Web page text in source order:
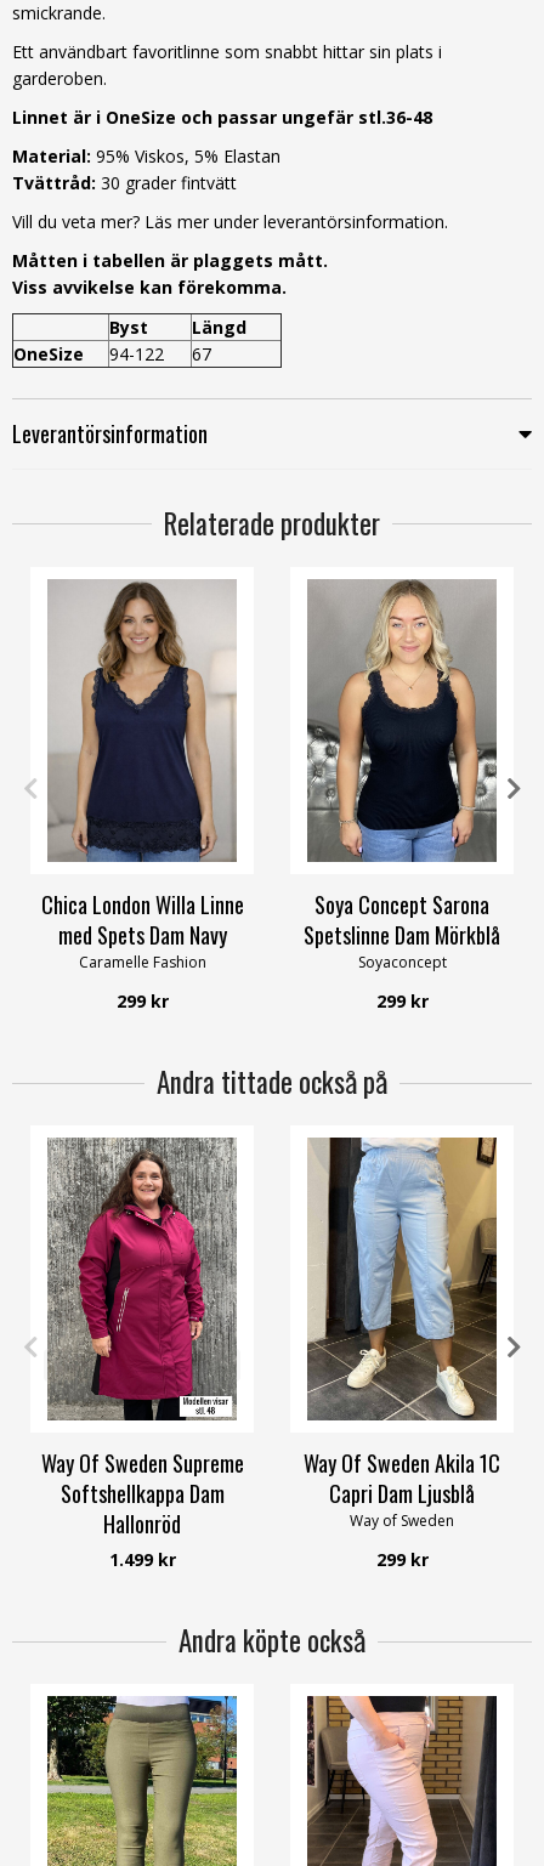
smickrande.
Ett användbart favoritlinne som snabbt hittar sin plats i
garderoben.
Linnet är i OneSize och passar ungefär stl.36-48
Material: 95% Viskos, 5% Elastan
Tvättråd: 30 grader fintvätt
Vill du veta mer? Läs mer under leverantörsinformation.
Måtten i tabellen är plaggets mått.
Viss avvikelse kan förekomma.
Byst
Längd
OneSize
94-122 67
Leverantörsinformation
Relaterade produkter
Chica London Willa Linne
med Spets Dam Navy
Caramelle Fashion
299 kr
Soya Concept Sarona
Spetslinne Dam Mörkblå
Soyaconcept
299 kr
Andra tittade också på
34 36 38 40 42 58/60
Way Of Sweden Supreme
Softshellkappa Dam
Hallonröd
Way of Sweden
1.499 kr
4XL
Way Of Sweden Akila 1C
Capri Dam Ljusblå
Way of Sweden
299 kr
Andra köpte också